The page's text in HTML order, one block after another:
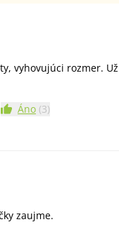
vyhovujúci rozmer.
Áno (3)
zaujme.